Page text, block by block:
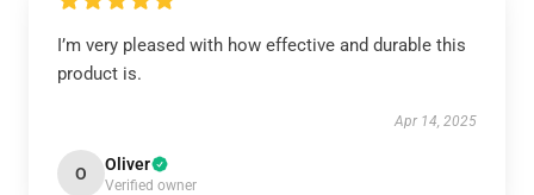
I’m very pleased with how effective and durable this
product is.
Apr 14, 2025
O Oliver
Verified owner